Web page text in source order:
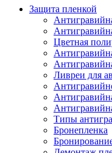
Защита пленкой
Цветная
Ливреи для
Типы
Бронепленка